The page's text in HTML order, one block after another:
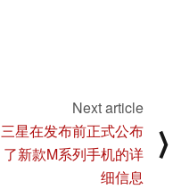
Next article
三星在发布前正式公布
了新款M系列手机的详
细信息
⟩